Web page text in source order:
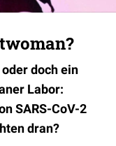
doch ein
Labor:
SARS-CoV-2
dran?